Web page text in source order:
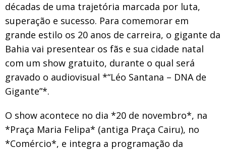
décadas de uma trajetória marcada por luta,
superação e sucesso. Para comemorar em
grande estilo os 20 anos de carreira, o gigante da
Bahia vai presentear os fãs e sua cidade natal
com um show gratuito, durante o qual será
gravado o audiovisual *“Léo Santana – DNA de
Gigante”*.
O show acontece no dia *20 de novembro*, na
*Praça Maria Felipa* (antiga Praça Cairu), no
*Comércio*, e integra a programação da